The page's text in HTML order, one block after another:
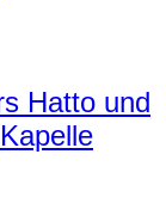
Hatto und